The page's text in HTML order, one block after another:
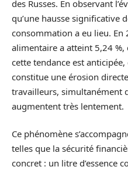
des Russes. En observant
qu’une hausse significative
consommation a eu lieu. En
alimentaire a atteint 5,24
cette tendance est
constitue une érosion
travailleurs, simultanément
augmentent très lentement.
Ce phénomène
telles que la sécurité
concret : un litre d’essence